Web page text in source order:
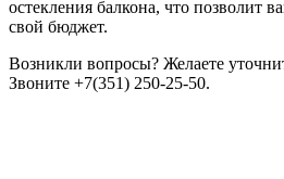
остекления балкона, что позволит
свой бюджет.
Возникли вопросы? Желаете
Звоните +7(351) 250-25-50.